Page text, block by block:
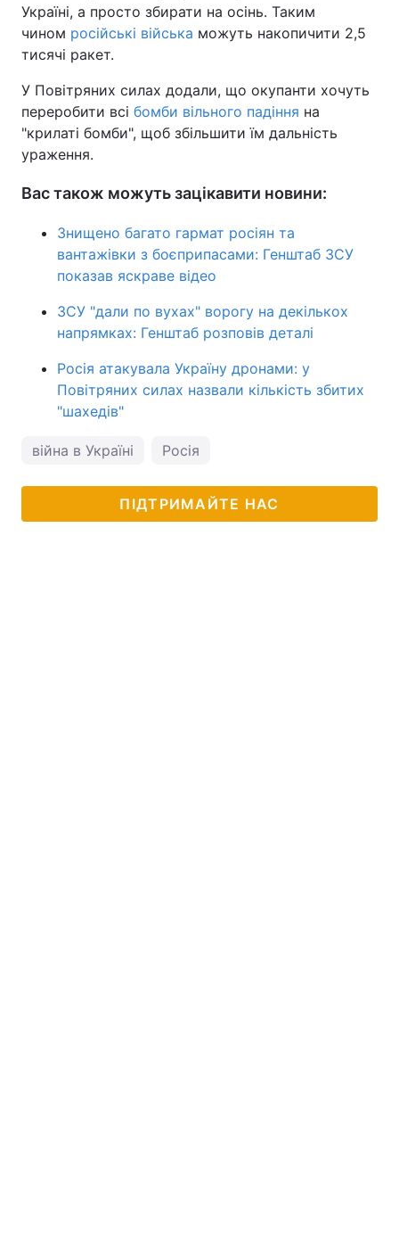
Україні, а просто збирати на осінь. Таким
чином російські війська можуть накопичити 2,5
тисячі ракет.
У Повітряних силах додали, що окупанти хочуть
переробити всі бомби вільного падіння на
"крилаті бомби", щоб збільшити їм дальність
ураження.
Вас також можуть зацікавити новини:
Знищено багато гармат росіян та
вантажівки з боєприпасами: Генштаб ЗСУ
показав яскраве відео
ЗСУ "дали по вухах" ворогу на декількох
напрямках: Генштаб розповів деталі
Росія атакувала Україну дронами: у
Повітряних силах назвали кількість збитих
"шахедів"
війна в Україні Росія
ПІДТРИМАЙТЕ НАС